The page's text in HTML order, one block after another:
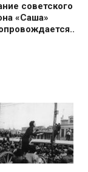
советского
«Саша»